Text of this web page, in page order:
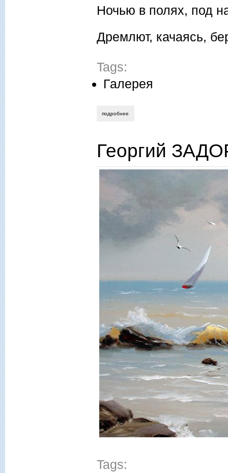
Ночью в полях, под
Дремлют, качаясь,
Tags:
Галерея
подробнее
Георгий
Tags: